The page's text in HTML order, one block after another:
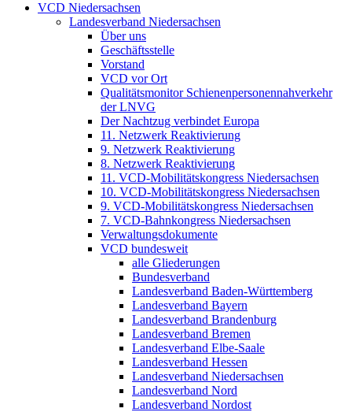
VCD Niedersachsen
Landesverband Niedersachsen
Über uns
Geschäftsstelle
Vorstand
VCD vor Ort
Qualitätsmonitor Schienenpersonennahverkehr
der LNVG
Der Nachtzug verbindet Europa
11. Netzwerk Reaktivierung
9. Netzwerk Reaktivierung
8. Netzwerk Reaktivierung
11. VCD-Mobilitätskongress Niedersachsen
10. VCD-Mobilitätskongress Niedersachsen
9. VCD-Mobilitätskongress Niedersachsen
7. VCD-Bahnkongress Niedersachsen
Verwaltungsdokumente
VCD bundesweit
alle Gliederungen
Bundesverband
Landesverband Baden-Württemberg
Landesverband Bayern
Landesverband Brandenburg
Landesverband Bremen
Landesverband Elbe-Saale
Landesverband Hessen
Landesverband Niedersachsen
Landesverband Nord
Landesverband Nordost